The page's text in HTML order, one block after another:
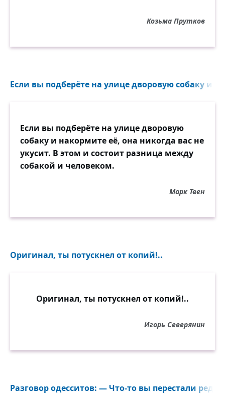
Козьма Прутков
Если вы подберёте на улице дворовую собаку и
Если вы подберёте на улице дворовую
собаку и накормите её, она никогда вас не
укусит. В этом и состоит разница между
собакой и человеком.
Марк Твен
Оригинал, ты потускнел от копий!..
Оригинал, ты потускнел от копий!..
Игорь Северянин
Разговор одесситов: — Что-то вы перестали